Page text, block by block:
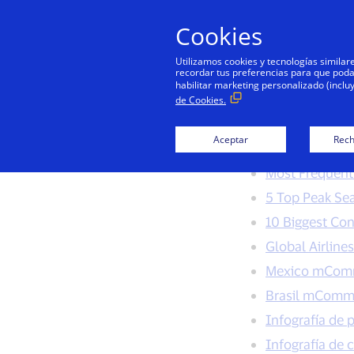
Peak Season
Most
5 Top Peak
10 Biggest
Global
Mexico
Brasil
Infografía de
Infografía de
Cookies
Utilizamos cookies y tecnologías
recordar tus preferencias para que
habilitar marketing personalizado
de Cookies.
Aceptar